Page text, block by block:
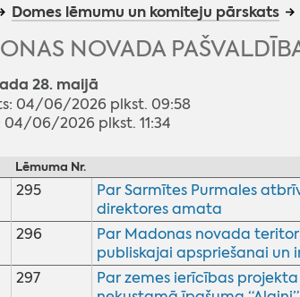
Domes lēmumu un komiteju pārskats
NOVADA
28. maijā
04/06/2026 plkst. 09:58
04/06/2026 plkst. 11:34
Lēmuma Nr.
295
Par Sarmītes Purmales
direktores amata
296
Par Madonas novada
publiskajai apspriešanai un
297
Par zemes ierīcības